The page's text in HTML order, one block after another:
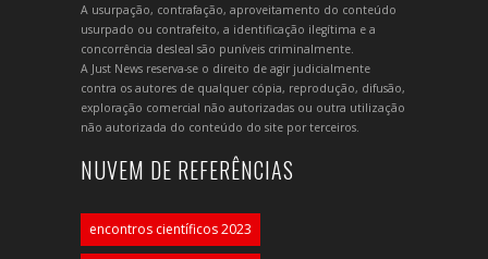
A usurpação, contrafação, aproveitamento do conteúdo
usurpado ou contrafeito, a identificação ilegítima e a
concorrência desleal são puníveis criminalmente.
A Just News reserva-se o direito de agir judicialmente
contra os autores de qualquer cópia, reprodução, difusão,
exploração comercial não autorizadas ou outra utilização
não autorizada do conteúdo do site por terceiros.
NUVEM DE REFERÊNCIAS
encontros científicos 2023